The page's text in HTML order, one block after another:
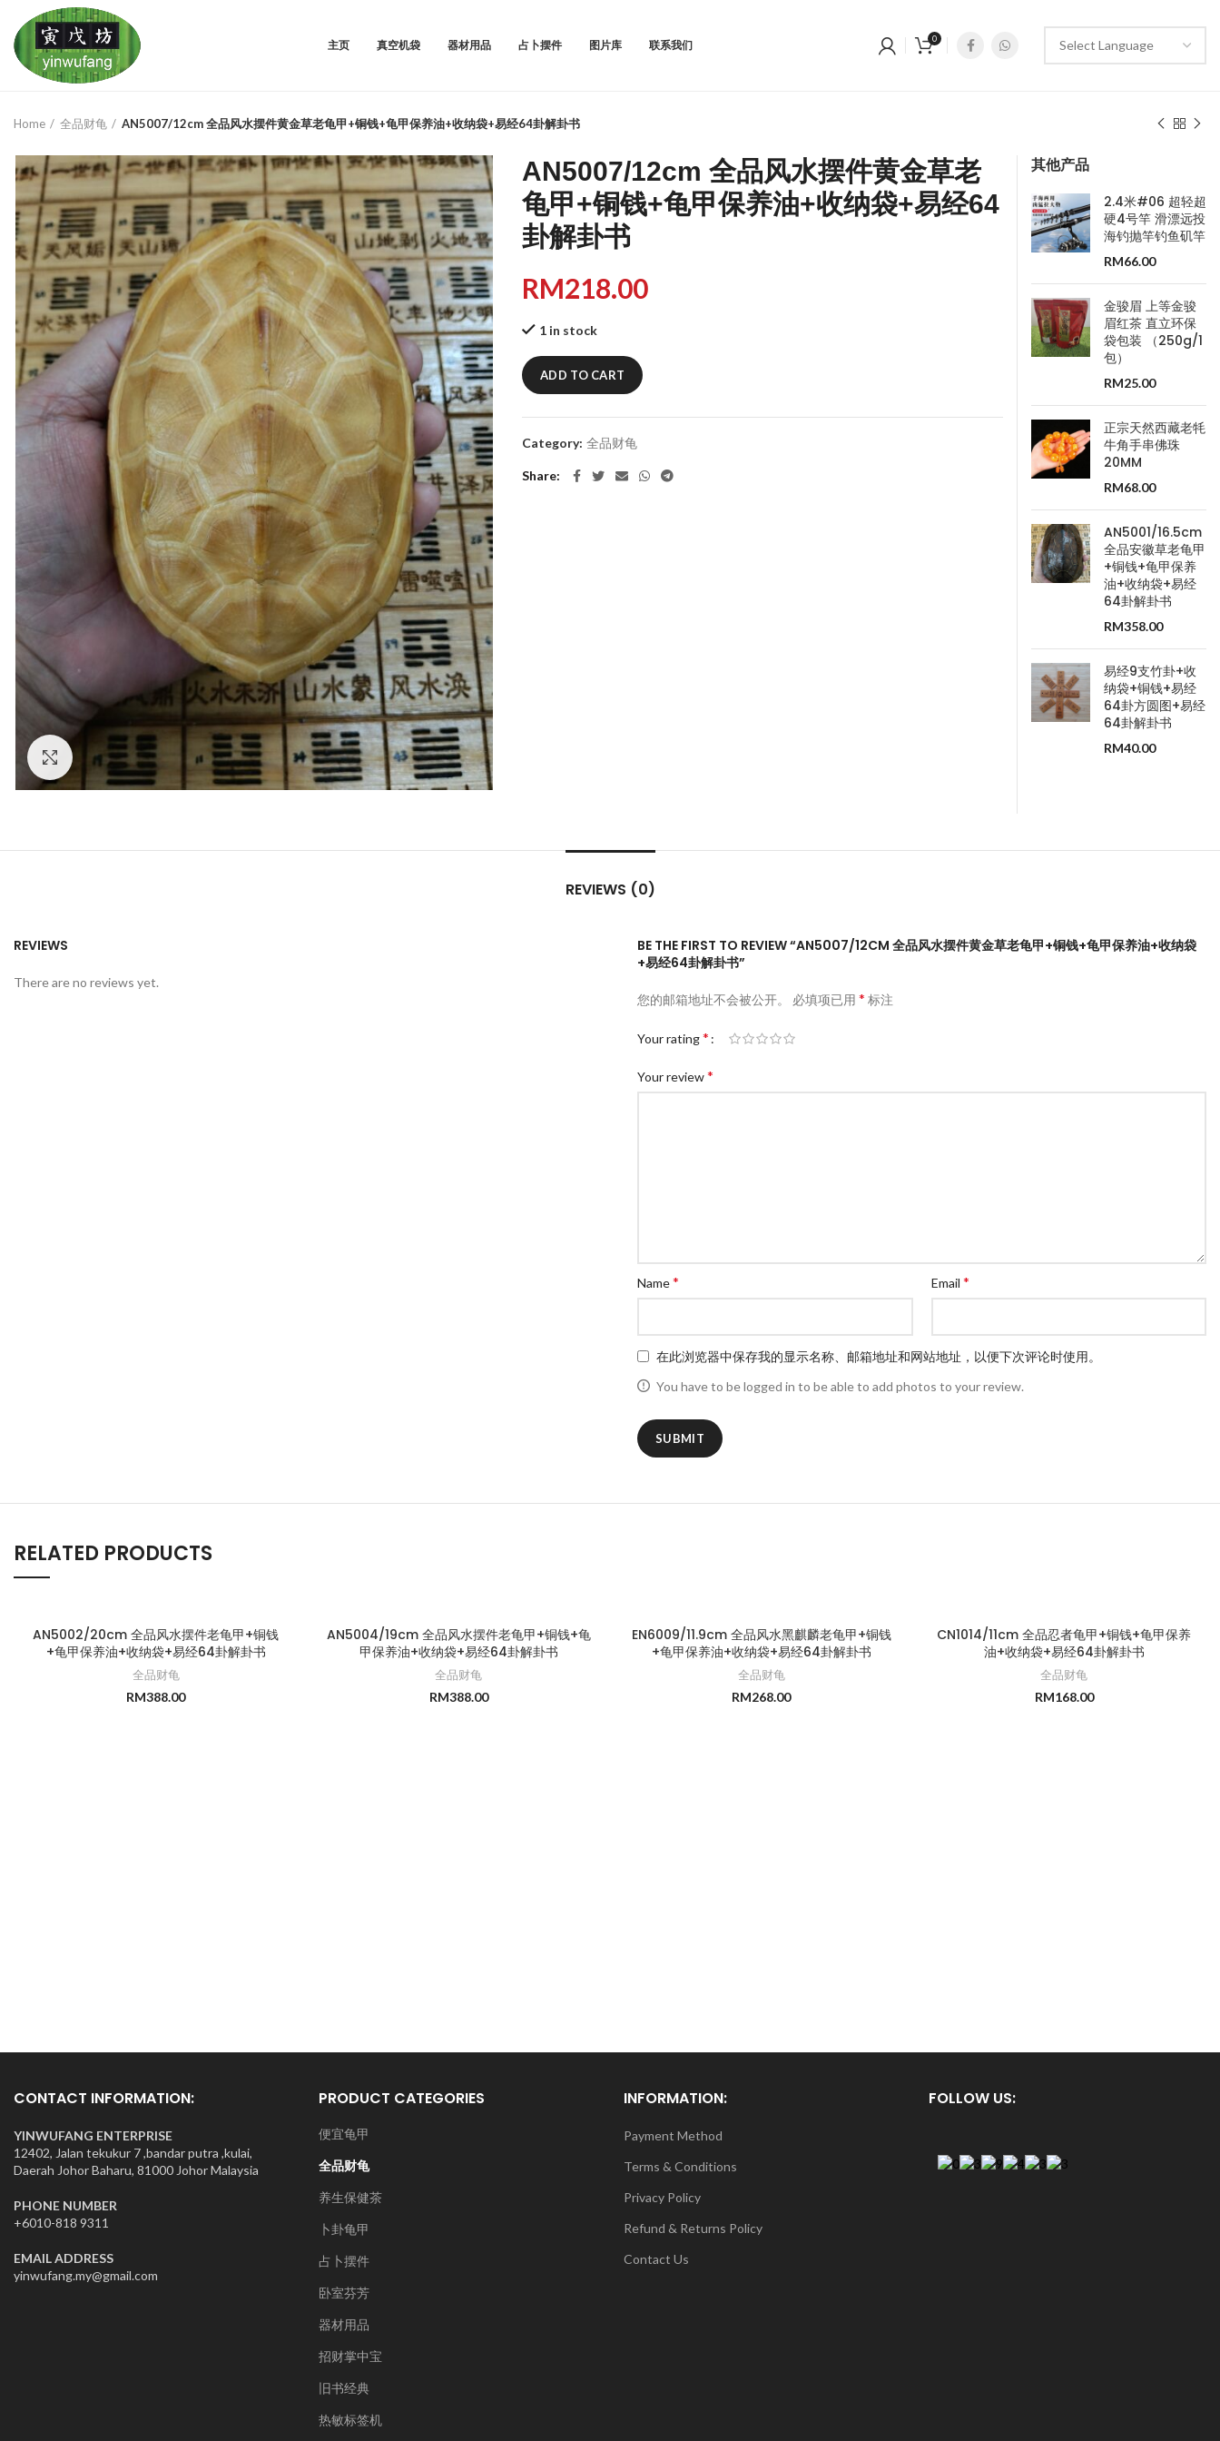
主页 真空机袋 器材用品 占卜摆件 图片库 联系我们 0
Home 全品财龟 AN5007/12cm 全品风水摆件黄金草老龟甲+铜钱+龟甲保养油+收纳袋+易经64卦解卦书
Click to enlarge
AN5007/12cm 全品风水摆件黄金草老
龟甲+铜钱+龟甲保养油+收纳袋+易经64
卦解卦书
RM218.00
1 in stock
ADD TO CART
Category: 全品财龟
Share
其他产品
2.4米#06 超轻超
硬4号竿 滑漂远投
海钓抛竿钓鱼矶竿
RM66.00
金骏眉 上等金骏
眉红茶 直立环保
袋包装 （250g/1
包）
RM25.00
正宗天然西藏老牦
牛角手串佛珠
20MM
RM68.00
AN5001/16.5cm
全品安徽草老龟甲
+铜钱+龟甲保养
油+收纳袋+易经
64卦解卦书
RM358.00
易经9支竹卦+收
纳袋+铜钱+易经
64卦方圆图+易经
64卦解卦书
RM40.00
REVIEWS (0)
REVIEWS
There are no reviews yet.
BE THE FIRST TO REVIEW “AN5007/12CM 全品风水摆件黄金草老龟甲+铜钱+龟甲保养油+收纳袋
+易经64卦解卦书”
您的邮箱地址不会被公开。 必填项已用 * 标注
Your rating*
Your review*
Name* Email *
在此浏览器中保存我的显示名称、邮箱地址和网站地址，以便下次评论时使用。
You have to be logged in to be able to add photos to your review.
RELATED PRODUCTS
AN5002/20cm 全品风水摆件老龟甲+铜钱
+龟甲保养油+收纳袋+易经64卦解卦书
全品财龟
RM388.00
AN5004/19cm 全品风水摆件老龟甲+铜钱+龟
甲保养油+收纳袋+易经64卦解卦书
全品财龟
RM388.00
EN6009/11.9cm 全品风水黑麒麟老龟甲+铜钱
+龟甲保养油+收纳袋+易经64卦解卦书
全品财龟
RM268.00
CN1014/11cm 全品忍者龟甲+铜钱+龟甲保养
油+收纳袋+易经64卦解卦书
全品财龟
RM168.00
CONTACT INFORMATION:
YINWUFANG ENTERPRISE
12402, Jalan tekukur 7 ,bandar putra ,kulai,
Daerah Johor Baharu, 81000 Johor Malaysia
PHONE NUMBER
+6010-818 9311
EMAIL ADDRESS
yinwufang.my@gmail.com
PRODUCT CATEGORIES
便宜龟甲
全品财龟
养生保健茶
卜卦龟甲
占卜摆件
卧室芬芳
器材用品
招财掌中宝
旧书经典
热敏标签机
INFORMATION:
Payment Method
Terms & Conditions
Privacy Policy
Refund & Returns Policy
Contact Us
FOLLOW US: